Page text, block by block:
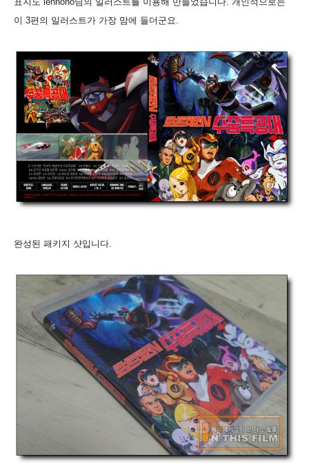
이 3편의 일러스트가 가장 맘에 들더군요.
완성된 패키지 샷입니다.